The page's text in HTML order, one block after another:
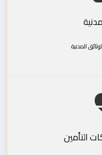
المدنية
التأمين